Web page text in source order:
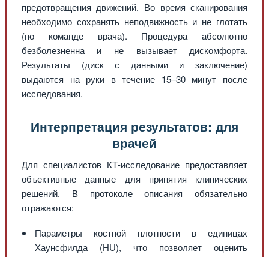
предотвращения движений. Во время сканирования
необходимо сохранять неподвижность и не глотать
(по команде врача). Процедура абсолютно
безболезненна и не вызывает дискомфорта.
Результаты (диск с данными и заключение)
выдаются на руки в течение 15–30 минут после
исследования.
Интерпретация результатов: для
врачей
Для специалистов КТ-исследование предоставляет
объективные данные для принятия клинических
решений. В протоколе описания обязательно
отражаются:
Параметры костной плотности в единицах
Хаунсфилда (HU), что позволяет оценить